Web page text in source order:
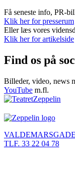
Få seneste info, PR-
Klik her for presserum
Eller læs vores
Klik her for artikelside
Find os på
Billeder, video, news
YouTube m.fl.
TLF. 33 22 04 78